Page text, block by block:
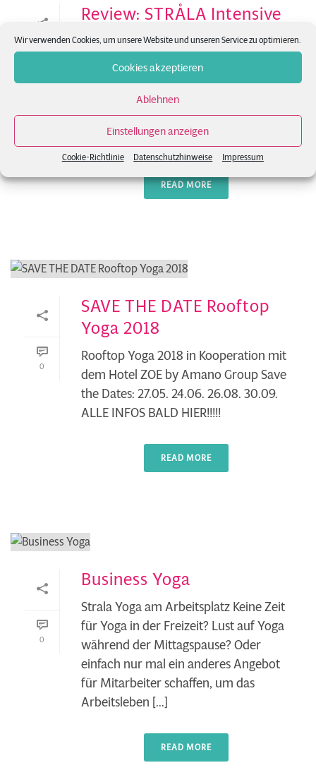
Wir verwenden Cookies, um unsere Website und unseren Service zu optimieren.
Cookies akzeptieren
Ablehnen
Einstellungen anzeigen
Cookie-Richtlinie Datenschutzhinweise Impressum
Review: STRÅLA Intensive
Training 24.2./25.2.2018
Stråla Yoga mit Tara Stiles in Berlin
Wow, es ist schon Mitte März und erst
jetzt berichte ich euch von dem
„Strala-Yoga-Intensive“-Wochenende
am 24. und 25. Februar im EDEN, in [...]
READ MORE
0
SAVE THE DATE Rooftop
Yoga 2018
Rooftop Yoga 2018 in Kooperation mit
dem Hotel ZOE by Amano Group Save
the Dates: 27.05. 24.06. 26.08. 30.09.
ALLE INFOS BALD HIER!!!!!
READ MORE
0
Business Yoga
Strala Yoga am Arbeitsplatz Keine Zeit
für Yoga in der Freizeit? Lust auf Yoga
während der Mittagspause? Oder
einfach nur mal ein anderes Angebot
für Mitarbeiter schaffen, um das
Arbeitsleben [...]
READ MORE